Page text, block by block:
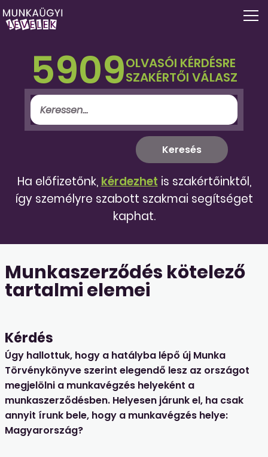
5909OLVASÓI KÉRDÉSRE
SZAKÉRTŐI VÁLASZ
Ha előfizetőnk, kérdezhet is szakértőinktől,
így személyre szabott szakmai segítséget
kaphat.
Munkaszerződés kötelező
tartalmi elemei
Kérdés
Úgy hallottuk, hogy a hatályba lépő új Munka
Törvénykönyve szerint elegendő lesz az országot
megjelölni a munkavégzés helyeként a
munkaszerződésben. Helyesen járunk el, ha csak
annyit írunk bele, hogy a munkavégzés helye:
Magyarország?